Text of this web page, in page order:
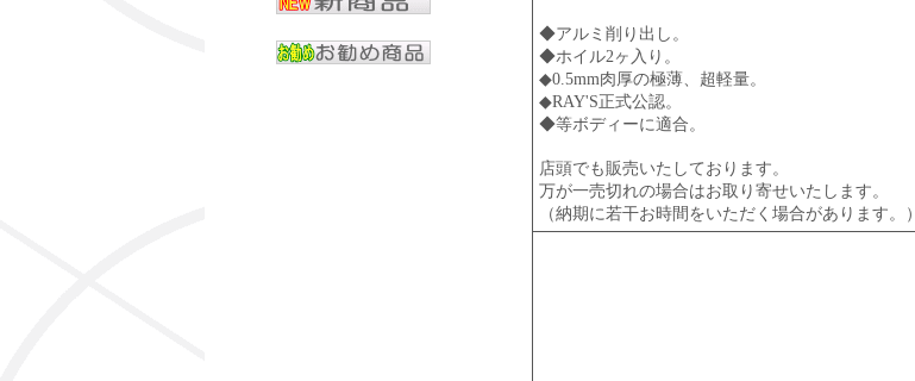
◆アルミ削り出し。
◆ホイル2ヶ入り。
◆0.5mm肉厚の極薄、超軽量。
◆RAY'S正式公認。
◆等ボディーに適合。
店頭でも販売いたしております。
万が一売切れの場合はお取り寄せいたします。
（納期に若干お時間をいただく場合があります。）